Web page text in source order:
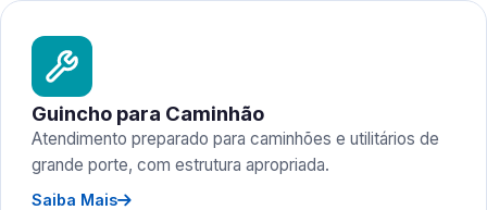
Guincho para Caminhão
Atendimento preparado para caminhões e utilitários de
grande porte, com estrutura apropriada.
Saiba Mais